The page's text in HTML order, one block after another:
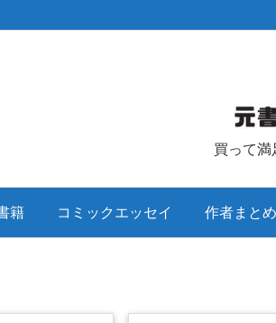
買って満
籍 コミックエッセイ 作者まとめ